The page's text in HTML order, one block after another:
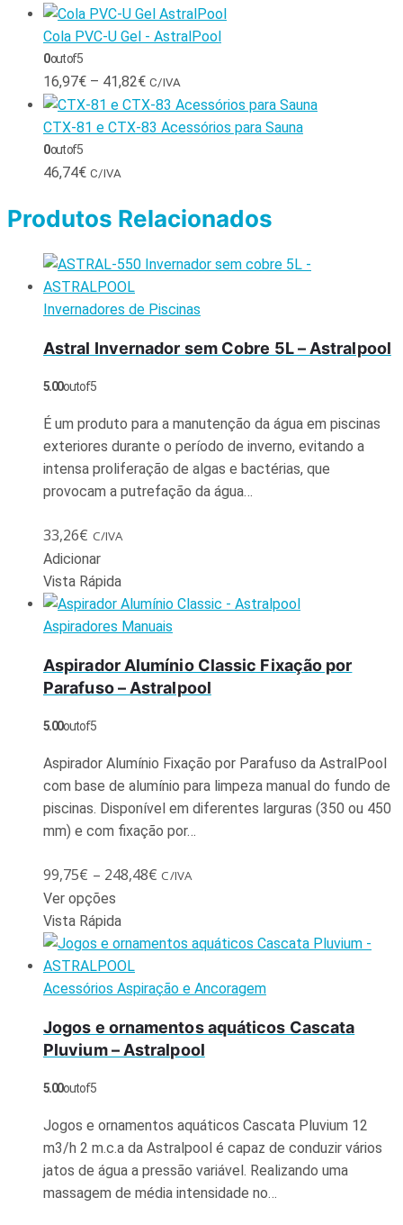
Cola PVC-U Gel - AstralPool
0out of 5
16,97€ – 41,82€ C/IVA
CTX-81 e CTX-83 Acessórios para Sauna
0out of 5
46,74€ C/IVA
Produtos Relacionados
Invernadores de Piscinas
Astral Invernador sem Cobre 5L – Astralpool
5.00out of 5
É um produto para a manutenção da água em piscinas
exteriores durante o período de inverno, evitando a
intensa proliferação de algas e bactérias, que
provocam a putrefação da água…
33,26€ C/IVA
Adicionar
Vista Rápida
Aspiradores Manuais
Aspirador Alumínio Classic Fixação por
Parafuso – Astralpool
5.00out of 5
Aspirador Alumínio Fixação por Parafuso da AstralPool
com base de alumínio para limpeza manual do fundo de
piscinas. Disponível em diferentes larguras (350 ou 450
mm) e com fixação por…
99,75€ – 248,48€ C/IVA
Ver opções
Vista Rápida
Acessórios Aspiração e Ancoragem
Jogos e ornamentos aquáticos Cascata
Pluvium – Astralpool
5.00out of 5
Jogos e ornamentos aquáticos Cascata Pluvium 12
m3/h 2 m.c.a da Astralpool é capaz de conduzir vários
jatos de água a pressão variável. Realizando uma
massagem de média intensidade no…